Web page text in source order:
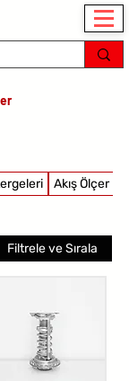
Akış Ölçer
Filtrele ve Sırala